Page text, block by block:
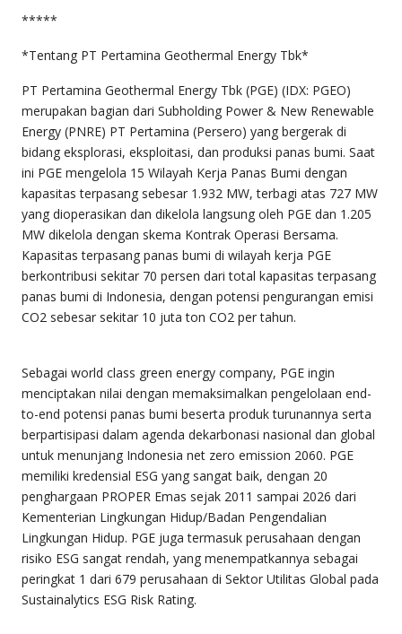
*****
*Tentang PT Pertamina Geothermal Energy Tbk*
PT Pertamina Geothermal Energy Tbk (PGE) (IDX: PGEO)
merupakan bagian dari Subholding Power & New Renewable
Energy (PNRE) PT Pertamina (Persero) yang bergerak di
bidang eksplorasi, eksploitasi, dan produksi panas bumi. Saat
ini PGE mengelola 15 Wilayah Kerja Panas Bumi dengan
kapasitas terpasang sebesar 1.932 MW, terbagi atas 727 MW
yang dioperasikan dan dikelola langsung oleh PGE dan 1.205
MW dikelola dengan skema Kontrak Operasi Bersama.
Kapasitas terpasang panas bumi di wilayah kerja PGE
berkontribusi sekitar 70 persen dari total kapasitas terpasang
panas bumi di Indonesia, dengan potensi pengurangan emisi
CO2 sebesar sekitar 10 juta ton CO2 per tahun.
Sebagai world class green energy company, PGE ingin
menciptakan nilai dengan memaksimalkan pengelolaan end-
to-end potensi panas bumi beserta produk turunannya serta
berpartisipasi dalam agenda dekarbonasi nasional dan global
untuk menunjang Indonesia net zero emission 2060. PGE
memiliki kredensial ESG yang sangat baik, dengan 20
penghargaan PROPER Emas sejak 2011 sampai 2026 dari
Kementerian Lingkungan Hidup/Badan Pengendalian
Lingkungan Hidup. PGE juga termasuk perusahaan dengan
risiko ESG sangat rendah, yang menempatkannya sebagai
peringkat 1 dari 679 perusahaan di Sektor Utilitas Global pada
Sustainalytics ESG Risk Rating.